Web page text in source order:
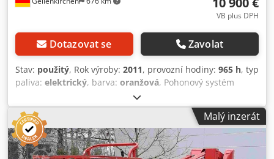
VB plus DPH
Dotazovat se Zavolat
Stav: použitý, Rok výroby: 2011, provozní hodiny: 965 h, typ
paliva: elektrický, barva: oranžová, Pohonový systém
Pohon: kola Hmotnosti Pohotovostní hmotnost: 6 953 kg
Funkce Stožár: kloubové rameno Nosnost: 230 kg Pracovní
výška: 1 100 cm Rozměry ložné plochy: 574 x 122 x 201 cm
Označení CE: ano Provoz Počet majitelů: 1 Další informace
Dodací podmínky: EXW Max. horizontální dosah: 6,70 m
Malý inzerát